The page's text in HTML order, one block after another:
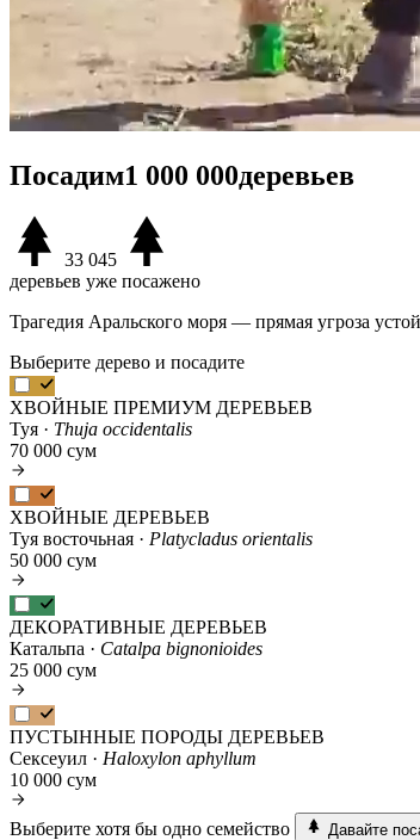
Посадим1 000 000деревьев
33 045
деревьев уже посажено
Трагедия Аральского моря — прямая угроза
Выберите дерево и посадите
ХВОЙНЫЕ ПРЕМИУМ ДЕРЕВЬЕВ
Туя · Thuja occidentalis
70 000 сум
ХВОЙНЫЕ ДЕРЕВЬЕВ
Туя восточьная · Platycladus orientalis
50 000 сум
ДЕКОРАТИВНЫЕ ДЕРЕВЬЕВ
Катальпа · Catalpa bignonioides
25 000 сум
ПУСТЫННЫЕ ПОРОДЫ ДЕРЕВЬЕВ
Сексеуил · Haloxylon aphyllum
10 000 сум
Выберите хотя бы одно семейство Давайте